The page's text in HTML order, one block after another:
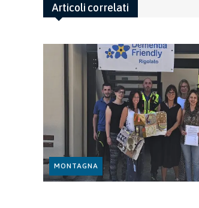
Articoli correlati
MONTAGNA